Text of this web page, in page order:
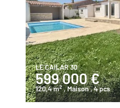
LE CAILAR 30
599 000 €
120,4 m2 , Maison, 4 pcs